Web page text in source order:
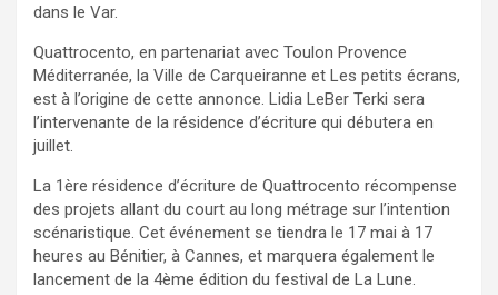
dans le Var.
Quattrocento, en partenariat avec Toulon Provence
Méditerranée, la Ville de Carqueiranne et Les petits écrans,
est à l’origine de cette annonce. Lidia LeBer Terki sera
l’intervenante de la résidence d’écriture qui débutera en
juillet.
La 1ère résidence d’écriture de Quattrocento récompense
des projets allant du court au long métrage sur l’intention
scénaristique. Cet événement se tiendra le 17 mai à 17
heures au Bénitier, à Cannes, et marquera également le
lancement de la 4ème édition du festival de La Lune.